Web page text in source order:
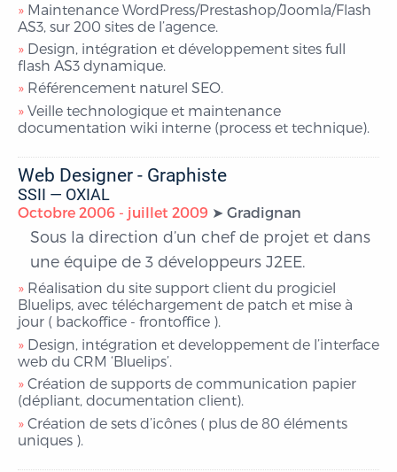
Maintenance WordPress/Prestashop/Joomla/Flash
AS3, sur 200 sites de l’agence.
Design, intégration et développement sites full
flash AS3 dynamique.
Référencement naturel SEO.
Veille technologique et maintenance
documentation wiki interne (process et technique).
Web Designer - Graphiste
SSII — OXIAL
Octobre 2006 - juillet 2009 Gradignan
Sous la direction d’un chef de projet et dans
une équipe de 3 développeurs J2EE.
Réalisation du site support client du progiciel
Bluelips, avec téléchargement de patch et mise à
jour ( backoffice - frontoffice ).
Design, intégration et developpement de l’interface
web du CRM ‘Bluelips’.
Création de supports de communication papier
(dépliant, documentation client).
Création de sets d’icônes ( plus de 80 éléments
uniques ).